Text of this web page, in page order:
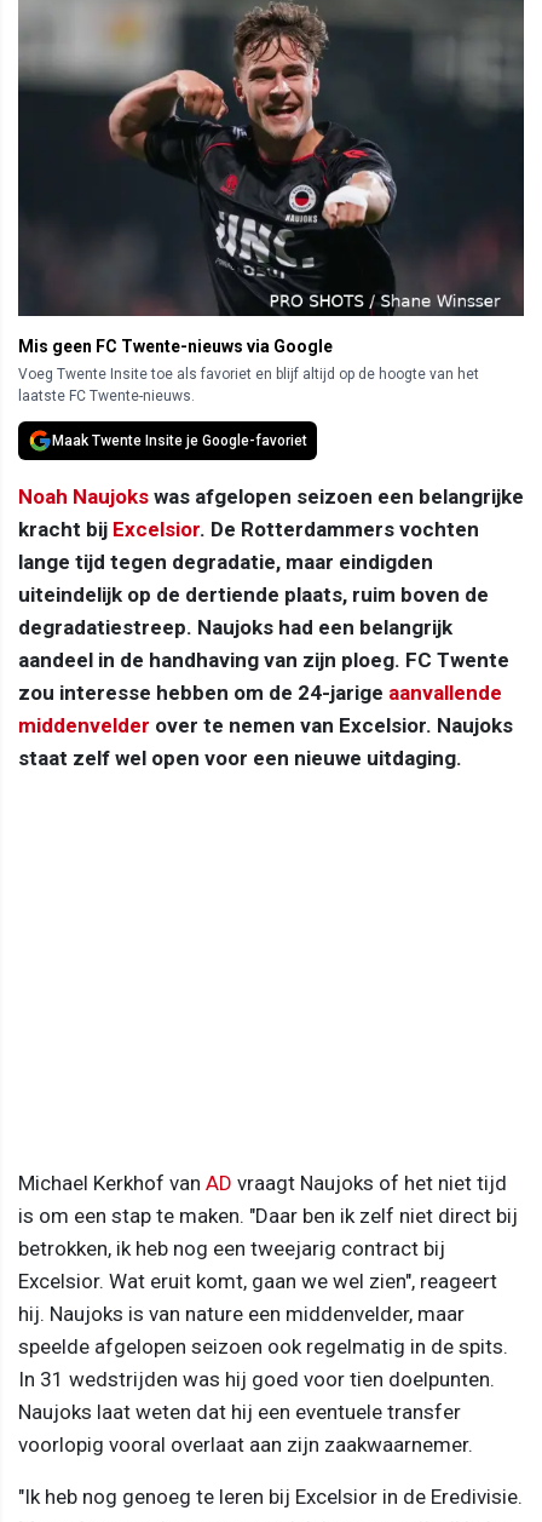
Mis geen FC Twente-nieuws via Google
Voeg Twente Insite toe als favoriet en blijf altijd op de hoogte van het
laatste FC Twente-nieuws.
Maak Twente Insite je Google-favoriet
Noah Naujoks was afgelopen seizoen een belangrijke
kracht bij Excelsior. De Rotterdammers vochten
lange tijd tegen degradatie, maar eindigden
uiteindelijk op de dertiende plaats, ruim boven de
degradatiestreep. Naujoks had een belangrijk
aandeel in de handhaving van zijn ploeg. FC Twente
zou interesse hebben om de 24-jarige aanvallende
middenvelder over te nemen van Excelsior. Naujoks
staat zelf wel open voor een nieuwe uitdaging.
Michael Kerkhof van AD vraagt Naujoks of het niet tijd
is om een stap te maken. "Daar ben ik zelf niet direct bij
betrokken, ik heb nog een tweejarig contract bij
Excelsior. Wat eruit komt, gaan we wel zien", reageert
hij. Naujoks is van nature een middenvelder, maar
speelde afgelopen seizoen ook regelmatig in de spits.
In 31 wedstrijden was hij goed voor tien doelpunten.
Naujoks laat weten dat hij een eventuele transfer
voorlopig vooral overlaat aan zijn zaakwaarnemer.
"Ik heb nog genoeg te leren bij Excelsior in de Eredivisie.